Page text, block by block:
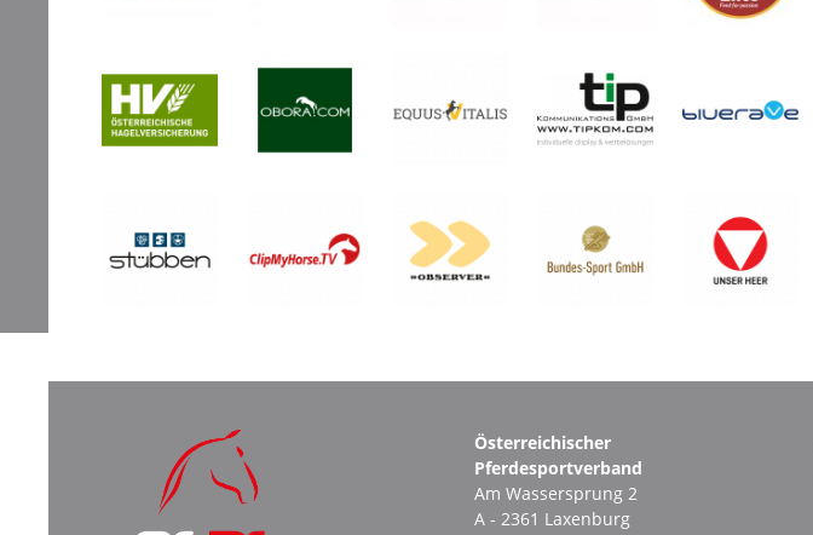
Österreichischer
Pferdesportverband
Am Wassersprung 2
A - 2361 Laxenburg